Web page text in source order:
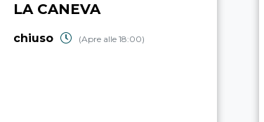
LA CANEVA
chiuso (Apre alle 18:00)